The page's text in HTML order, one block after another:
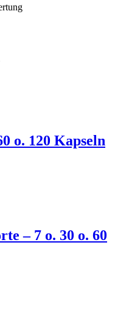
o. 120 Kapseln
– 7 o. 30 o. 60